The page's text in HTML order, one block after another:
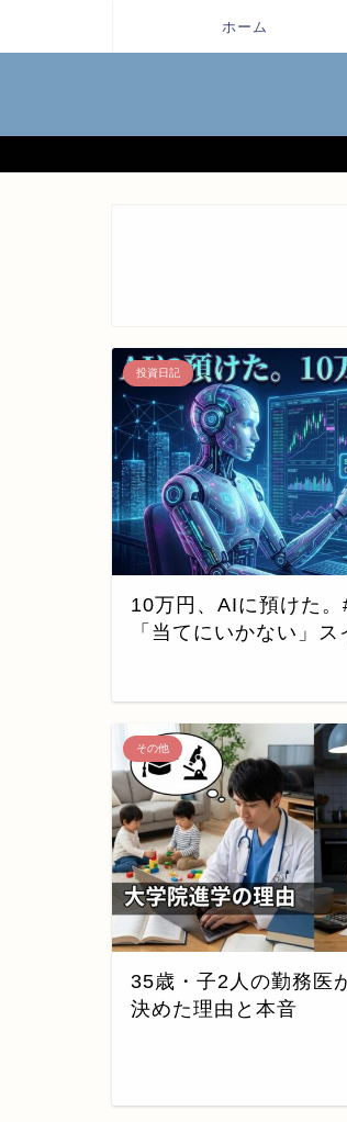
ホーム
投資日記
10万円、AIに預けた
「当てにいかない」ス
その他
35歳・子2人の勤務医
決めた理由と本音